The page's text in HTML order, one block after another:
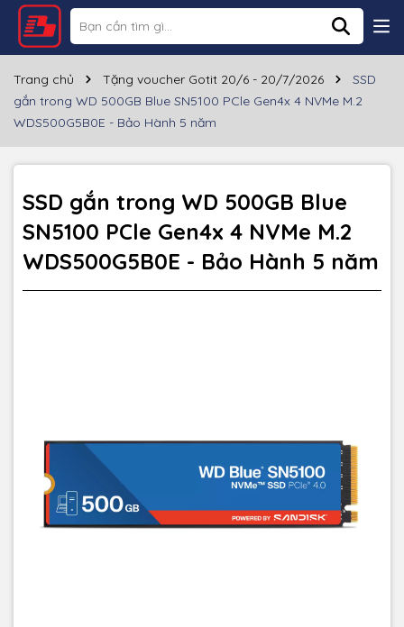
Trang chủ Tặng voucher Gotit 20/6 - 20/7/2026
SSD
gắn trong WD 500GB Blue SN5100 PCle Gen4x 4 NVMe M.2
WDS500G5B0E - Bảo Hành 5 năm
SSD gắn trong WD 500GB Blue
SN5100 PCle Gen4x 4 NVMe M.2
WDS500G5B0E - Bảo Hành 5 năm
Thông số kỹ thuật